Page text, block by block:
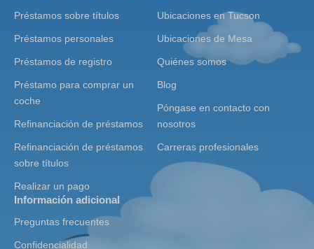
Préstamos sobre títulos
Préstamos personales
Préstamos de registro
Préstamo para comprar un
coche
Refinanciación de préstamos
Refinanciación de préstamos
sobre títulos
Realizar un pago
Ubicaciones en Tucson
Ubicaciones de Mesa
Quiénes somos
Blog
Póngase en contacto con
nosotros
Carreras profesionales
Información adicional
Preguntas frecuentes
Confidencialidad